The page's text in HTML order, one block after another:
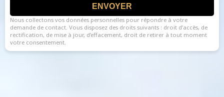
ENVOYER
Nous collectons vos données personnelles pour répondre à votre
demande de contact. Vous disposez des droits suivants : droit d’accès, de
rectification, de mise à jour, d’effacement, droit de retirer à tout moment
votre consentement.